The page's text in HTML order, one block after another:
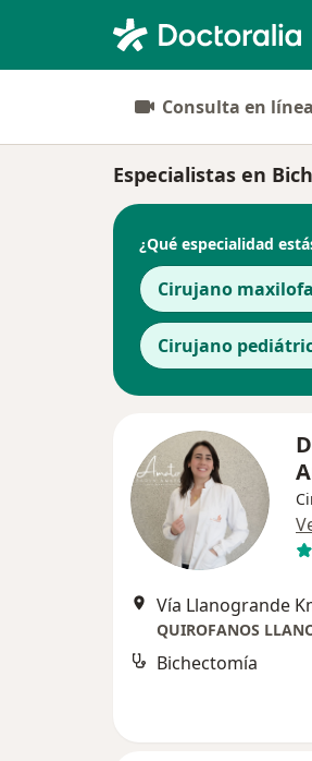
Consulta en línea
Especialistas en
¿Qué especialidad
Cirujano
Cirujano
QUIROFANOS
Bichectomía